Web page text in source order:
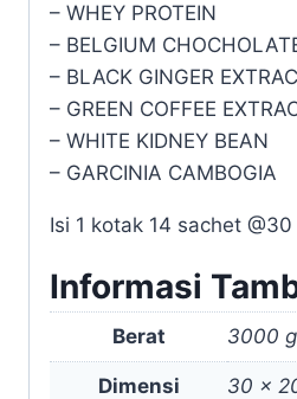
– WHEY PROTEIN
– BELGIUM
– BLACK GINGER
– GREEN COFFEE
– WHITE KIDNEY BEAN
– GARCINIA CAMBOGIA
Isi 1 kotak 14 sachet @30
Informasi
Berat 3000
Dimensi 30 ×